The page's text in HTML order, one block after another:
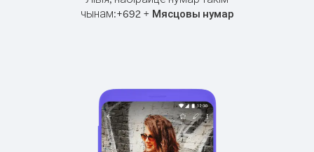
чынам:+692+ Мясцовы нумар